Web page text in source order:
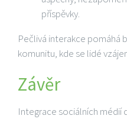
příspěvky.
Pečlivá interakce pomáhá
komunitu, kde se lidé
Závěr
Integrace sociálních